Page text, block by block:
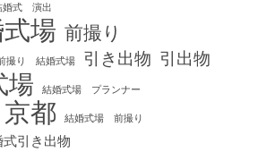
式 演出
場 前撮り
撮り 結婚式場 引き出物 引出物
場 結婚式場 プランナー
都 結婚式場 前撮り
引き出物